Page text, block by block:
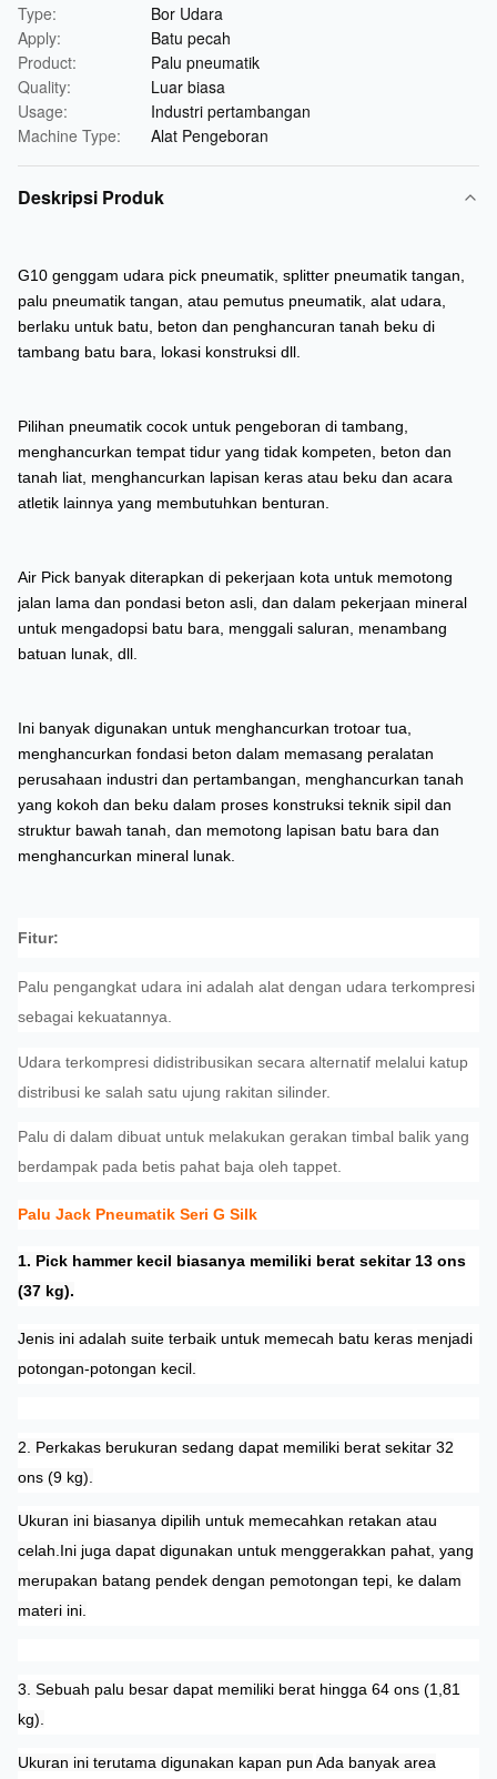
Type:
Bor Udara
Apply:
Batu pecah
Product:
Palu pneumatik
Quality:
Luar biasa
Usage:
Industri pertambangan
Machine Type:
Alat Pengeboran
Deskripsi Produk
G10 genggam udara pick pneumatik, splitter pneumatik tangan,
palu pneumatik tangan, atau pemutus pneumatik, alat udara,
berlaku untuk batu, beton dan penghancuran tanah beku di
tambang batu bara, lokasi konstruksi dll.
Pilihan pneumatik cocok untuk pengeboran di tambang,
menghancurkan tempat tidur yang tidak kompeten, beton dan
tanah liat, menghancurkan lapisan keras atau beku dan acara
atletik lainnya yang membutuhkan benturan.
Air Pick banyak diterapkan di pekerjaan kota untuk memotong
jalan lama dan pondasi beton asli, dan dalam pekerjaan mineral
untuk mengadopsi batu bara, menggali saluran, menambang
batuan lunak, dll.
Ini banyak digunakan untuk menghancurkan trotoar tua,
menghancurkan fondasi beton dalam memasang peralatan
perusahaan industri dan pertambangan, menghancurkan tanah
yang kokoh dan beku dalam proses konstruksi teknik sipil dan
struktur bawah tanah, dan memotong lapisan batu bara dan
menghancurkan mineral lunak.
Fitur:
Palu pengangkat udara ini adalah alat dengan udara terkompresi
sebagai kekuatannya.
Udara terkompresi didistribusikan secara alternatif melalui katup
distribusi ke salah satu ujung rakitan silinder.
Palu di dalam dibuat untuk melakukan gerakan timbal balik yang
berdampak pada betis pahat baja oleh tappet.
Palu Jack Pneumatik Seri G Silk
1. Pick hammer kecil biasanya memiliki berat sekitar 13 ons
(37 kg).
Jenis ini adalah suite terbaik untuk memecah batu keras menjadi
potongan-potongan kecil.
2. Perkakas berukuran sedang dapat memiliki berat sekitar 32
ons (9 kg).
Ukuran ini biasanya dipilih untuk memecahkan retakan atau
celah.Ini juga dapat digunakan untuk menggerakkan pahat, yang
merupakan batang pendek dengan pemotongan tepi, ke dalam
materi ini.
3. Sebuah palu besar dapat memiliki berat hingga 64 ons (1,81
kg).
Ukuran ini terutama digunakan kapan pun Ada banyak area